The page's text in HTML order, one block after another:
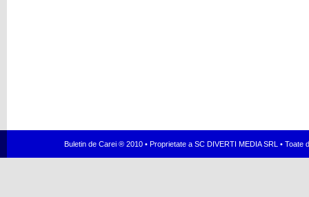
Buletin de Carei ® 2010 • Proprietate a SC DIVERTI MEDIA SRL •